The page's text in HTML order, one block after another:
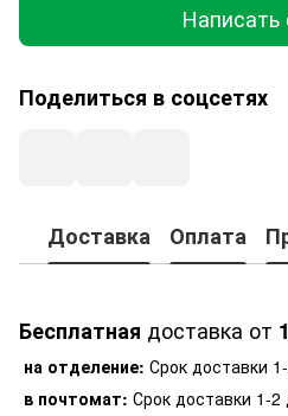
Написать
Поделиться в соцсетях
Доставка Оплата
Бесплатная доставка от
на отделение: Срок доставки
в почтомат: Срок доставки 1-2